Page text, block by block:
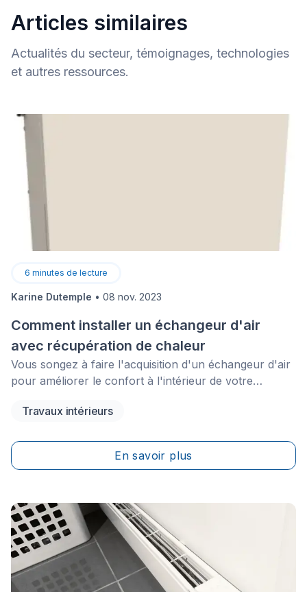
Articles similaires
Actualités du secteur, témoignages, technologies
et autres ressources.
6 minutes de lecture
Karine Dutemple • 08 nov. 2023
Comment installer un échangeur d'air
avec récupération de chaleur
Vous songez à faire l'acquisition d'un échangeur d'air
pour améliorer le confort à l'intérieur de votre
de cet appareil, il faudra l'installer de la bonne façon.
Travaux intérieurs
En savoir plus